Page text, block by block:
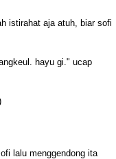
istirahat aja atuh, biar sofi
hayu gi." ucap
lalu menggendong ita